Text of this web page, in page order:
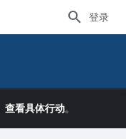
登录
查看具体行动。